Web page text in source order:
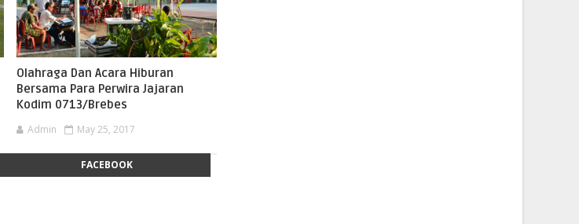
Olahraga Dan Acara Hiburan
Bersama Para Perwira Jajaran
Kodim 0713/Brebes
Admin May 25, 2017
FACEBOOK